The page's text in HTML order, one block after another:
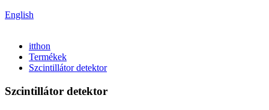
English
itthon
Termékek
Szcintillátor detektor
Szcintillátor detektor